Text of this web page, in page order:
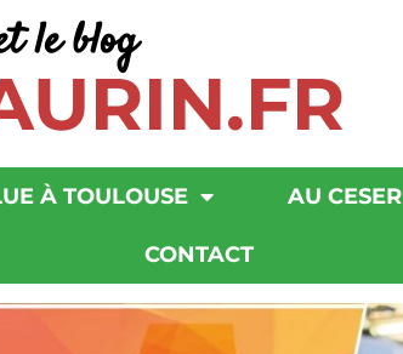
le blog
À TOULOUSE AU CESER
CONTACT